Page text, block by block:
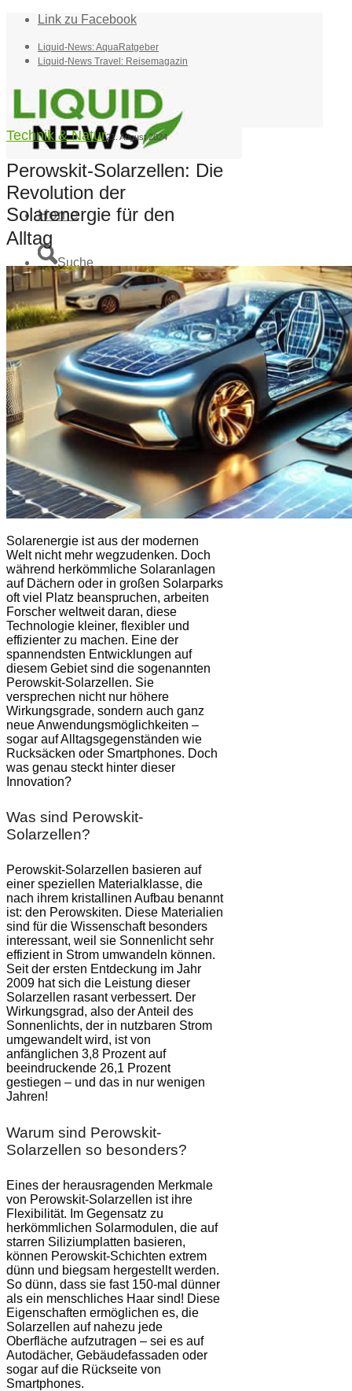
Link zu Facebook
Liquid-News: AquaRatgeber
Liquid-News Travel: Reisemagazin
Home
Suche
Menü Menü
Technik & Natur21. August 2024
Perowskit-Solarzellen: Die
Revolution der
Solarenergie für den
Alltag
Solarenergie ist aus der modernen
Welt nicht mehr wegzudenken. Doch
während herkömmliche Solaranlagen
auf Dächern oder in großen Solarparks
oft viel Platz beanspruchen, arbeiten
Forscher weltweit daran, diese
Technologie kleiner, flexibler und
effizienter zu machen. Eine der
spannendsten Entwicklungen auf
diesem Gebiet sind die sogenannten
Perowskit-Solarzellen. Sie
versprechen nicht nur höhere
Wirkungsgrade, sondern auch ganz
neue Anwendungsmöglichkeiten –
sogar auf Alltagsgegenständen wie
Rucksäcken oder Smartphones. Doch
was genau steckt hinter dieser
Innovation?
Was sind Perowskit-
Solarzellen?
Perowskit-Solarzellen basieren auf
einer speziellen Materialklasse, die
nach ihrem kristallinen Aufbau benannt
ist: den Perowskiten. Diese Materialien
sind für die Wissenschaft besonders
interessant, weil sie Sonnenlicht sehr
effizient in Strom umwandeln können.
Seit der ersten Entdeckung im Jahr
2009 hat sich die Leistung dieser
Solarzellen rasant verbessert. Der
Wirkungsgrad, also der Anteil des
Sonnenlichts, der in nutzbaren Strom
umgewandelt wird, ist von
anfänglichen 3,8 Prozent auf
beeindruckende 26,1 Prozent
gestiegen – und das in nur wenigen
Jahren!
Warum sind Perowskit-
Solarzellen so besonders?
Eines der herausragenden Merkmale
von Perowskit-Solarzellen ist ihre
Flexibilität. Im Gegensatz zu
herkömmlichen Solarmodulen, die auf
starren Siliziumplatten basieren,
können Perowskit-Schichten extrem
dünn und biegsam hergestellt werden.
So dünn, dass sie fast 150-mal dünner
als ein menschliches Haar sind! Diese
Eigenschaften ermöglichen es, die
Solarzellen auf nahezu jede
Oberfläche aufzutragen – sei es auf
Autodächer, Gebäudefassaden oder
sogar auf die Rückseite von
Smartphones.